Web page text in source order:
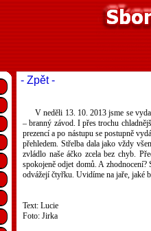
- Zpět -
V neděli 13. 10. 2013 jsme se
– branný závod. I přes trochu
prezencí a po nástupu se postupně
přehledem. Střelba dala jako vždy
zvládlo naše áčko zcela bez chyb.
spokojeně odjet domů. A
odvážejí čtyřku. Uvidíme na jaře, jaké
Text: Lucie
Foto: Jirka